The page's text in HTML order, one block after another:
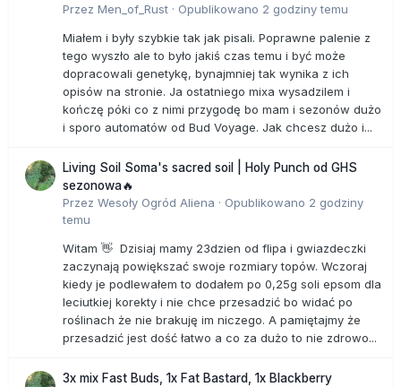
Przez Men_of_Rust · Opublikowano 2 godziny temu
Miałem i były szybkie tak jak pisali. Poprawne palenie z
tego wyszło ale to było jakiś czas temu i być może
dopracowali genetykę, bynajmniej tak wynika z ich
opisów na stronie. Ja ostatniego mixa wysadzilem i
kończę póki co z nimi przygodę bo mam i sezonów dużo
i sporo automatów od Bud Voyage. Jak chcesz dużo i...
Living Soil Soma's sacred soil | Holy Punch od GHS
sezonowa🔥
Przez Wesoły Ogród Aliena · Opublikowano 2 godziny
temu
Witam 👋 Dzisiaj mamy 23dzien od flipa i gwiazdeczki
zaczynają powiększać swoje rozmiary topów. Wczoraj
kiedy je podlewałem to dodałem po 0,25g soli epsom dla
leciutkiej korekty i nie chce przesadzić bo widać po
roślinach że nie brakuję im niczego. A pamiętajmy że
przesadzić jest dość łatwo a co za dużo to nie zdrowo...
3x mix Fast Buds, 1x Fat Bastard, 1x Blackberry